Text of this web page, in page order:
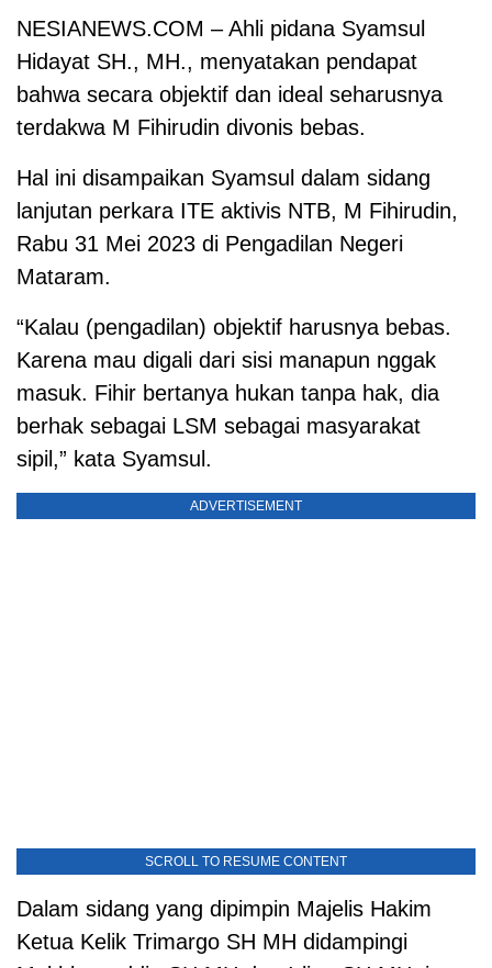
NESIANEWS.COM – Ahli pidana Syamsul
Hidayat SH., MH., menyatakan pendapat
bahwa secara objektif dan ideal seharusnya
terdakwa M Fihirudin divonis bebas.
Hal ini disampaikan Syamsul dalam sidang
lanjutan perkara ITE aktivis NTB, M Fihirudin,
Rabu 31 Mei 2023 di Pengadilan Negeri
Mataram.
“Kalau (pengadilan) objektif harusnya bebas.
Karena mau digali dari sisi manapun nggak
masuk. Fihir bertanya hukan tanpa hak, dia
berhak sebagai LSM sebagai masyarakat
sipil,” kata Syamsul.
ADVERTISEMENT
SCROLL TO RESUME CONTENT
Dalam sidang yang dipimpin Majelis Hakim
Ketua Kelik Trimargo SH MH didampingi